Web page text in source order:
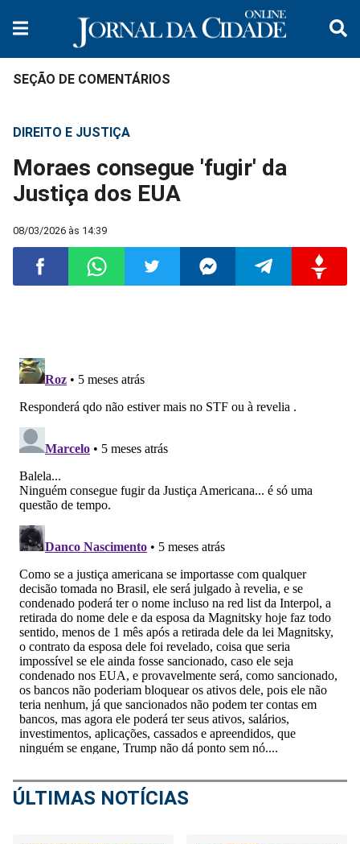
SEÇÃO DE COMENTÁRIOS
DIREITO E JUSTIÇA
Moraes consegue 'fugir' da
Justiça dos EUA
08/03/2026 às 14:39
no
FacebookWhatsappTwitterMessengerTelegram
ÚLTIMAS NOTÍCIAS